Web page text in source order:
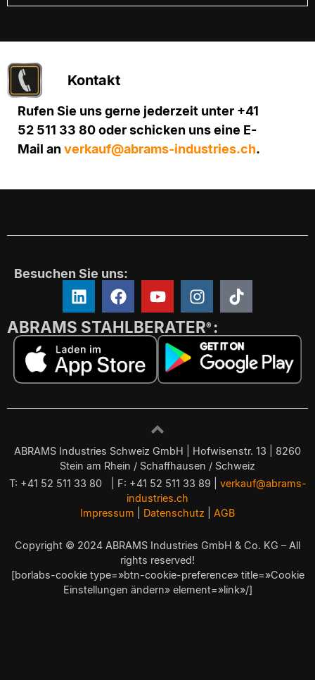
Kontakt
Rufen Sie uns gerne jederzeit unter +41
52 511 33 80 oder schicken uns eine E-
Mail an verkauf@abrams-industries.ch.
Besuchen Sie uns:
ABRAMS STAHLBERATER® :
ABRAMS Industries Schweiz GmbH | Hofwisenstr. 13 | 8260
Stein am Rhein / Schaffhausen / Schweiz
T: +41 52 511 33 80 | F: +41 52 511 33 89 | verkauf@abrams-
industries.ch
Impressum
Datenschutz AGB
Copyright © 2024 ABRAMS Industries GmbH & Co. KG – All
rights reserved!
[borlabs-cookie type=»btn-cookie-preference» title=»Cookie
Einstellungen ändern» element=»link»/]